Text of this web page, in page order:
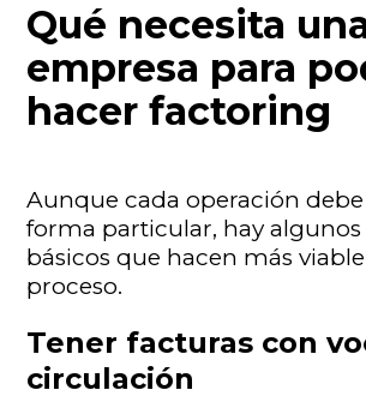
Qué necesita
empresa para
hacer factoring
Aunque cada operación debe
forma particular, hay
básicos que hacen más
proceso.
Tener facturas con
circulación